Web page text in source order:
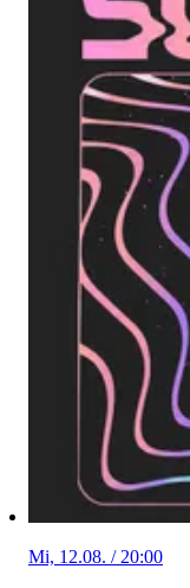
Mi, 12.08. / 20:00